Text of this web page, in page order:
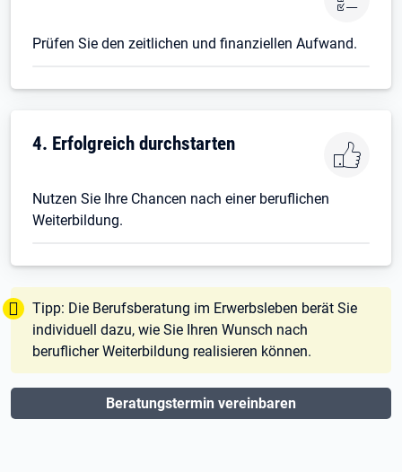
Prüfen Sie den zeitlichen und finanziellen Aufwand.
4. Erfolgreich durchstarten
Nutzen Sie Ihre Chancen nach einer beruflichen
Weiterbildung.
Tipp:
Tipp: Die Berufsberatung im Erwerbsleben berät Sie
individuell dazu, wie Sie Ihren Wunsch nach
beruflicher Weiterbildung realisieren können.
Beratungstermin vereinbaren